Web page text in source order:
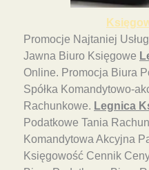
Promocje Najtaniej
Jawna Biuro Księgowe
Online. Promocja Biura
Spółka Komandytowo-
Rachunkowe. Legnica
Podatkowe Tania
Komandytowa Akcyjna
Księgowość Cennik